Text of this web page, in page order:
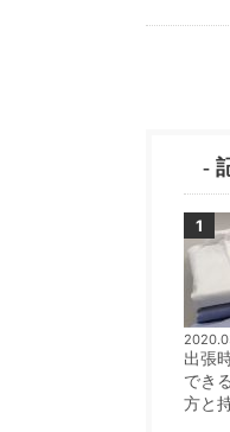
-
出張
でき
方と